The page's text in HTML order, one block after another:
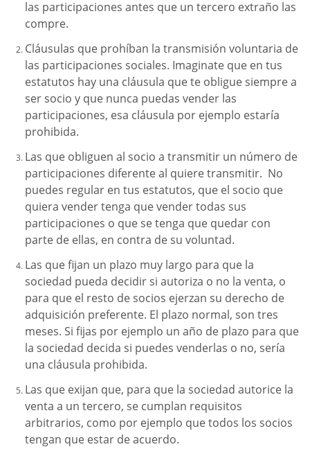
las participaciones antes que un tercero extraño las
compre.
Cláusulas que prohíban la transmisión voluntaria de
las participaciones sociales. Imaginate que en tus
estatutos hay una cláusula que te obligue siempre a
ser socio y que nunca puedas vender las
participaciones, esa cláusula por ejemplo estaría
prohibida.
Las que obliguen al socio a transmitir un número de
participaciones diferente al quiere transmitir. No
puedes regular en tus estatutos, que el socio que
quiera vender tenga que vender todas sus
participaciones o que se tenga que quedar con
parte de ellas, en contra de su voluntad.
Las que fijan un plazo muy largo para que la
sociedad pueda decidir si autoriza o no la venta, o
para que el resto de socios ejerzan su derecho de
adquisición preferente. El plazo normal, son tres
meses. Si fijas por ejemplo un año de plazo para que
la sociedad decida si puedes venderlas o no, sería
una cláusula prohibida.
Las que exijan que, para que la sociedad autorice la
venta a un tercero, se cumplan requisitos
arbitrarios, como por ejemplo que todos los socios
tengan que estar de acuerdo.